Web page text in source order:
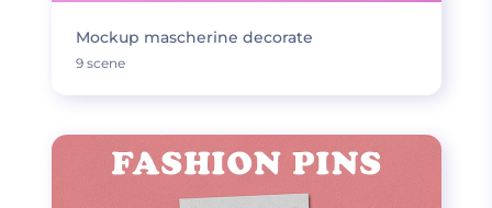
Mockup mascherine decorate
9 scene